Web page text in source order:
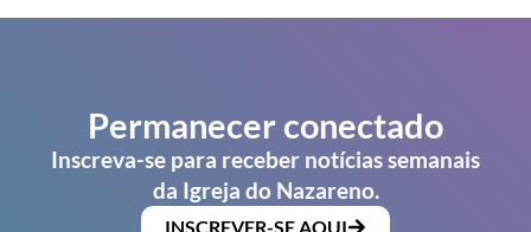
Permanecer conectado
Inscreva-se para receber notícias semanais
da Igreja do Nazareno.
INSCREVER-SE AQUI